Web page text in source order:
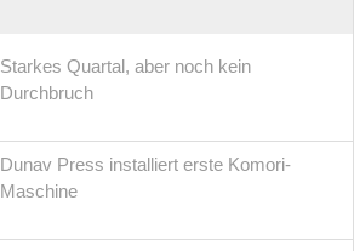
Starkes Quartal, aber noch kein
Durchbruch
Dunav Press installiert erste Komori-
Maschine